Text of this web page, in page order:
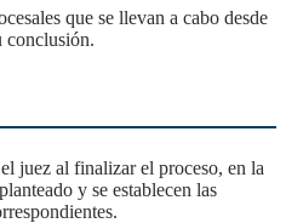
conclusión.
y se establecen las